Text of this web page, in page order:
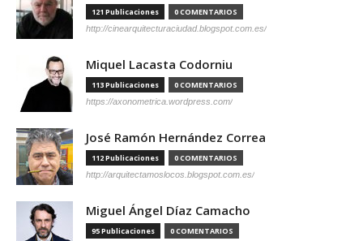
121 Publicaciones 0 COMENTARIOS
http://cinearquitecturaciudad.blogspot.com.es/
Miquel Lacasta Codorniu
113 Publicaciones 0 COMENTARIOS
https://axonometrica.wordpress.com/
José Ramón Hernández Correa
112 Publicaciones 0 COMENTARIOS
http://arquitectamoslocos.blogspot.com.es/
Miguel Ángel Díaz Camacho
95 Publicaciones 0 COMENTARIOS